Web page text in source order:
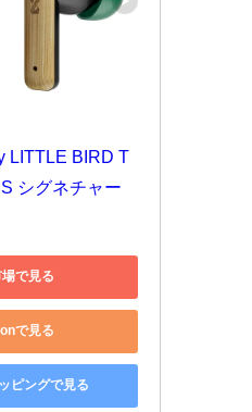
LITTLE BIRD T
シグネチャー
で見る
で見る
ピングで見る